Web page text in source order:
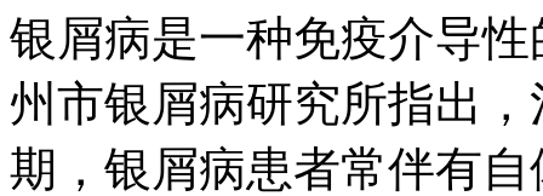
银屑病是一种免疫介导
州市银屑病研究所指出
期，银屑病患者常伴有